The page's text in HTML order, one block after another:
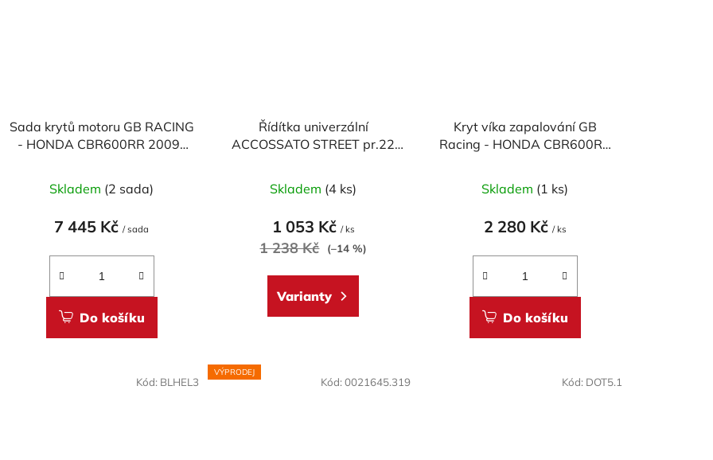
Sada krytů motoru GB RACING
- HONDA CBR600RR 2009-
Skladem (2 sada)
7 445 Kč/ sada
Do košíku
Řídítka univerzální
ACCOSSATO STREET pr.22
hodnocení
produktu
je
5
Skladem (4 ks)
1 053 Kč / ks
1 238 Kč (–14 %)
Varianty
Kryt víka zapalování GB
Racing - HONDA CBR600RR
Skladem (1 ks)
2 280 Kč / ks
Do košíku
Kód: BLHEL3
VÝPRODEJ
Kód:0021645.319 Kód: DOT5.1